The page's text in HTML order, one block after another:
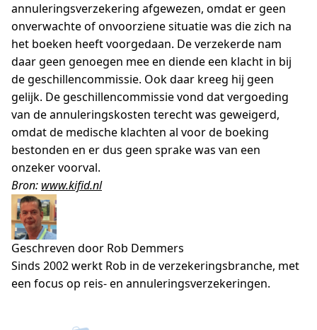
annuleringsverzekering afgewezen, omdat er geen
onverwachte of onvoorziene situatie was die zich na
het boeken heeft voorgedaan. De verzekerde nam
daar geen genoegen mee en diende een klacht in bij
de geschillencommissie. Ook daar kreeg hij geen
gelijk. De geschillencommissie vond dat vergoeding
van de annuleringskosten terecht was geweigerd,
omdat de medische klachten al voor de boeking
bestonden en er dus geen sprake was van een
onzeker voorval.
Bron: www.kifid.nl
Geschreven door Rob Demmers
Sinds 2002 werkt Rob in de verzekeringsbranche, met
een focus op reis- en annuleringsverzekeringen.